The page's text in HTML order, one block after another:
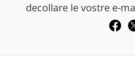
decollare le vostre e-